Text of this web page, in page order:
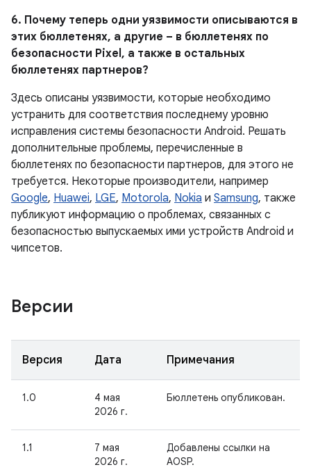
6. Почему теперь одни уязвимости описываются в
этих бюллетенях, а другие – в бюллетенях по
безопасности Pixel, а также в остальных
бюллетенях партнеров?
Здесь описаны уязвимости, которые необходимо
устранить для соответствия последнему уровню
исправления системы безопасности Android. Решать
дополнительные проблемы, перечисленные в
бюллетенях по безопасности партнеров, для этого не
требуется. Некоторые производители, например
Google, Huawei, LGE, Motorola, Nokia и Samsung, также
публикуют информацию о проблемах, связанных с
безопасностью выпускаемых ими устройств Android и
чипсетов.
Версии
Версия Дата Примечания
1.0
4 мая
2026 г.
Бюллетень опубликован.
1.1
7 мая
2026 г.
Добавлены ссылки на
AOSP.